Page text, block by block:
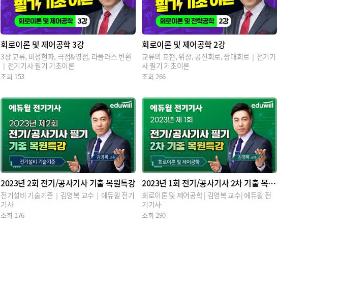
회로이론 및 제어공학 3강
3상 교류, 비정현파, 극점&영점, 라플라스 변환
｜전기기사 필기 기초이론
조회 153
회로이론 및 제어공학 2강
교류의 표현, 위상, 공진회로, 쌍대회로｜전기기
사 필기 기초이론
조회266
2023년 2회 전기/공사기사 기출 복원특강
전기설비 기술기준｜김영복 교수｜에듀윌 전기
기사
조회 176
2023년 1회 전기/공사기사 2차 기출 복원
특강
회로이론 및 제어공학 | 김영복 교수| 에듀윌 전
기기사
조회290